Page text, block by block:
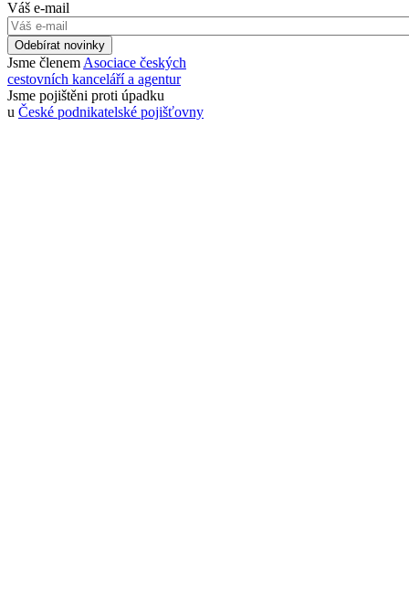
Váš e-mail
Odebírat novinky
Jsme členem Asociace českých
cestovních kanceláří a agentur
Jsme pojištěni proti úpadku
u České podnikatelské pojišťovny